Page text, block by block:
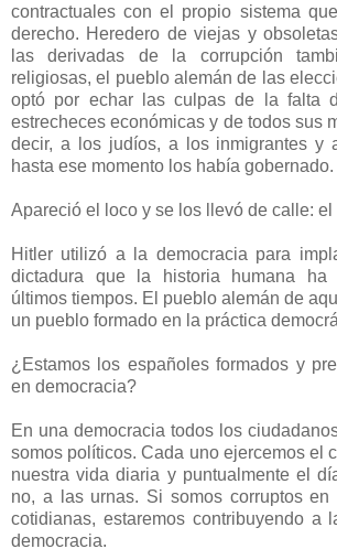
contractuales con el propio sistema
derecho. Heredero de viejas y
las derivadas de la corrupción
religiosas, el pueblo alemán de las
optó por echar las culpas de la falta
estrecheces económicas y de todos sus
decir, a los judíos, a los inmigrantes y
hasta ese momento los había gobernado.
Apareció el loco y se los llevó de calle: el
Hitler utilizó a la democracia para
dictadura que la historia humana ha
últimos tiempos. El pueblo alemán de
un pueblo formado en la práctica
¿Estamos los españoles formados y
en democracia?
En una democracia todos los
somos políticos. Cada uno ejercemos el
nuestra vida diaria y puntualmente el
no, a las urnas. Si somos corruptos en
cotidianas, estaremos contribuyendo a
democracia.